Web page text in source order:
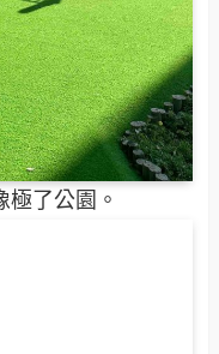
了公園。